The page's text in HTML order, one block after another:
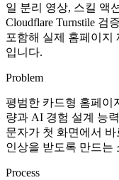
일 분리 영상, 스킬 액
Cloudflare Turnstile 검
포함해 실제 홈페이지
입니다.
Problem
평범한 카드형 홈페이
량과 AI 경험 설계 능
문자가 첫 화면에서
인상을 받도록 만드는
Process